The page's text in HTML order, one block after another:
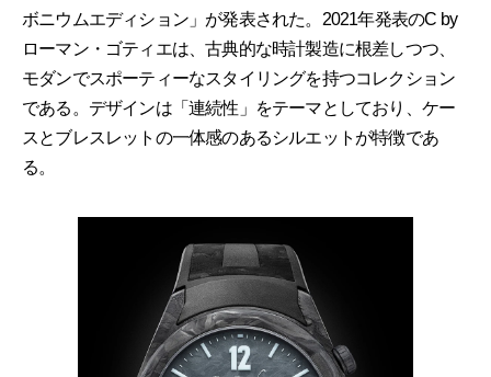
ボニウムエディション」が発表された。2021年発表のC by
ローマン・ゴティエは、古典的な時計製造に根差しつつ、
モダンでスポーティーなスタイリングを持つコレクション
である。デザインは「連続性」をテーマとしており、ケー
スとブレスレットの一体感のあるシルエットが特徴であ
る。